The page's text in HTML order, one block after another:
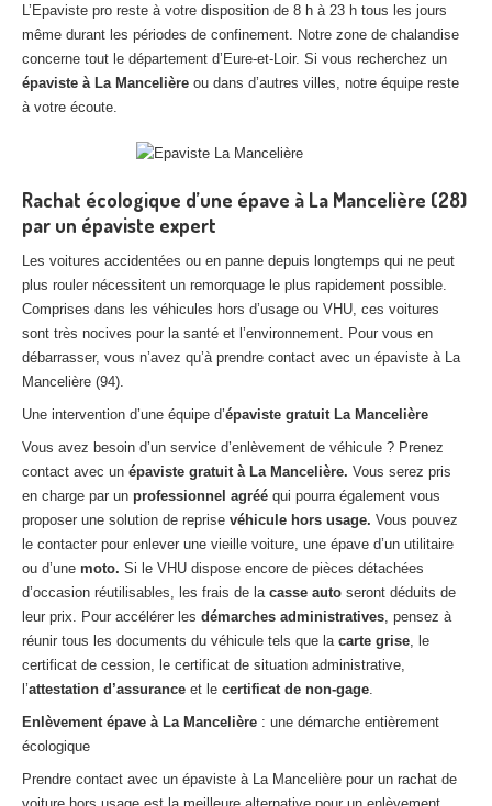
CONTACT
01 83 64 20 40
L’Epaviste pro reste à votre disposition de 8 h à 23 h tous les jours
même durant les périodes de confinement. Notre zone de chalandise
concerne tout le département d’Eure-et-Loir. Si vous recherchez un
épaviste à La Mancelière ou dans d’autres villes, notre équipe reste
à votre écoute.
Rachat écologique d’une épave à La Mancelière (28)
par un épaviste expert
Les voitures accidentées ou en panne depuis longtemps qui ne peut
plus rouler nécessitent un remorquage le plus rapidement possible.
Comprises dans les véhicules hors d’usage ou VHU, ces voitures
sont très nocives pour la santé et l’environnement. Pour vous en
débarrasser, vous n’avez qu’à prendre contact avec un épaviste à La
Mancelière (94).
Une intervention d’une équipe d’épaviste gratuit La Mancelière
Vous avez besoin d’un service d’enlèvement de véhicule ? Prenez
contact avec un épaviste gratuit à La Mancelière. Vous serez pris
en charge par un professionnel agréé qui pourra également vous
proposer une solution de reprise véhicule hors usage. Vous pouvez
le contacter pour enlever une vieille voiture, une épave d’un utilitaire
ou d’une moto. Si le VHU dispose encore de pièces détachées
d’occasion réutilisables, les frais de la casse auto seront déduits de
leur prix. Pour accélérer les démarches administratives, pensez à
réunir tous les documents du véhicule tels que la carte grise, le
certificat de cession, le certificat de situation administrative,
l’attestation d’assurance et le certificat de non-gage.
Enlèvement épave à La Mancelière : une démarche entièrement
écologique
Prendre contact avec un épaviste à La Mancelière pour un rachat de